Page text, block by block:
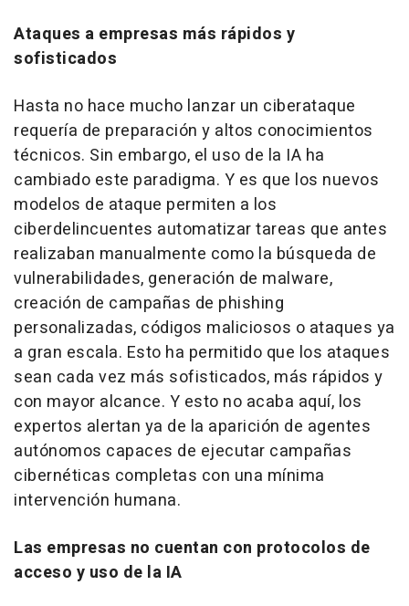
Ataques a empresas más rápidos y
sofisticados
Hasta no hace mucho lanzar un ciberataque
requería de preparación y altos conocimientos
técnicos. Sin embargo, el uso de la IA ha
cambiado este paradigma. Y es que los nuevos
modelos de ataque permiten a los
ciberdelincuentes automatizar tareas que antes
realizaban manualmente como la búsqueda de
vulnerabilidades, generación de malware,
creación de campañas de phishing
personalizadas, códigos maliciosos o ataques ya
a gran escala. Esto ha permitido que los ataques
sean cada vez más sofisticados, más rápidos y
con mayor alcance. Y esto no acaba aquí, los
expertos alertan ya de la aparición de agentes
autónomos capaces de ejecutar campañas
cibernéticas completas con una mínima
intervención humana.
Las empresas no cuentan con protocolos de
acceso y uso de la IA